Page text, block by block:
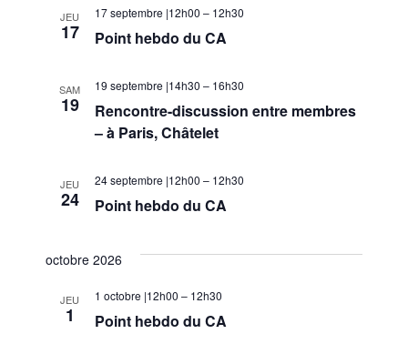
JEU
17 Point hebdo du CA
17 septembre |12h00 – 12h30
SAM
19
Rencontre-discussion entre membres
– à Paris, Châtelet
19 septembre |14h30 – 16h30
JEU
24 Point hebdo du CA
24 septembre |12h00 – 12h30
octobre 2026
JEU
1 Point hebdo du CA
1 octobre |12h00 – 12h30